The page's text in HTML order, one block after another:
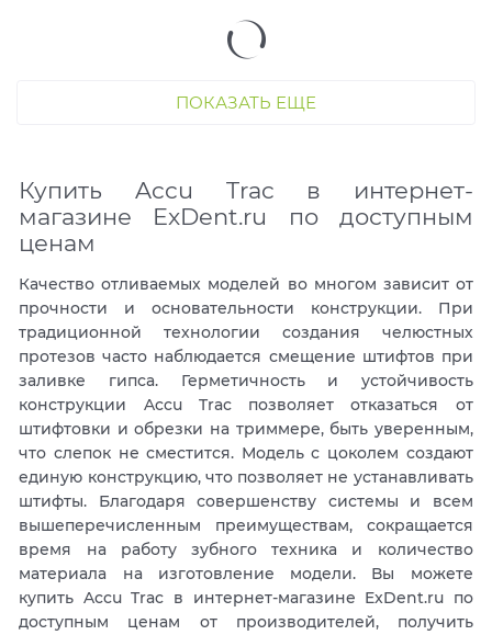
ПОКАЗАТЬ ЕЩЕ
Купить Accu Trac в интернет-
магазине ExDent.ru по доступным
ценам
Качество отливаемых моделей во многом зависит от
прочности и основательности конструкции. При
традиционной технологии создания челюстных
протезов часто наблюдается смещение штифтов при
заливке гипса. Герметичность и устойчивость
конструкции Accu Trac позволяет отказаться от
штифтовки и обрезки на триммере, быть уверенным,
что слепок не сместится. Модель с цоколем создают
единую конструкцию, что позволяет не устанавливать
штифты. Благодаря совершенству системы и всем
вышеперечисленным преимуществам, сокращается
время на работу зубного техника и количество
материала на изготовление модели. Вы можете
купить Accu Trac в интернет-магазине ExDent.ru по
доступным ценам от производителей, получить